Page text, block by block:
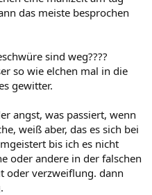
das meiste besprochen
sind weg????
so wie elchen mal in die
gewitter.
angst, was passiert, wenn
weiß aber, das es sich bei
bis ich es nicht
oder andere in der falschen
oder verzweiflung. dann